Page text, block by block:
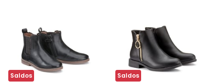
Saldos Saldos